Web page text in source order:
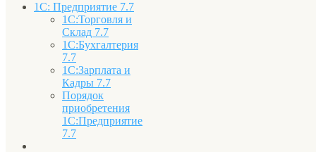
1С: Предприятие 7.7
1С:Торговля и
Склад 7.7
1С:Бухгалтерия
7.7
1С:Зарплата и
Кадры 7.7
Порядок
приобретения
1С:Предприятие
7.7